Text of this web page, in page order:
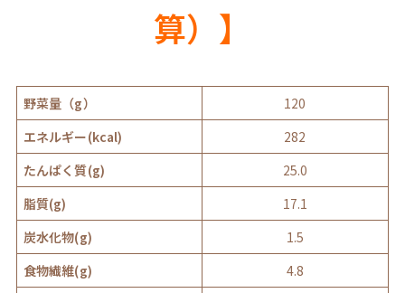
算）】
野菜量（g）
120
エネルギー(kcal)
282
たんぱく質(g)
25.0
脂質(g)
17.1
炭水化物(g)
1.5
食物繊維(g)
4.8